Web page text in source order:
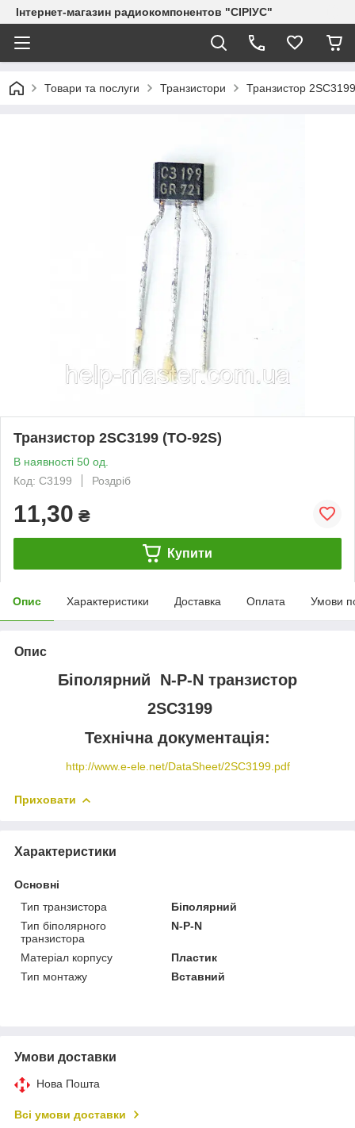
Інтернет-магазин радиокомпонентов "СІРІУС"
Товари та послуги Транзистори Транзистор
Транзистор 2SC3199 (TO-92S)
В наявності 50 од.
Код: C3199
Роздріб
11,30 ₴
Купити
Опис Характеристики Доставка Оплата Умови
Опис
Біполярний N-P-N транзистор
2SC3199
Технічна документація:
http://www.e-ele.net/DataSheet/2SC3199.pdf
Приховати
Характеристики
Основні
Тип транзистора
Біполярний
Тип біполярного
транзистора
N-P-N
Матеріал корпусу
Пластик
Тип монтажу
Вставний
Умови доставки
Нова Пошта
Всі умови доставки